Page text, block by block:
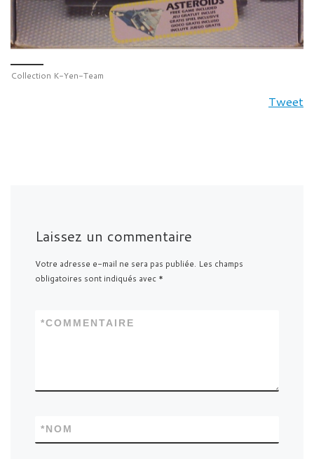
Collection K-Yen-Team
Tweet
Laissez un commentaire
Votre adresse e-mail ne sera pas publiée. Les champs
obligatoires sont indiqués avec *
COMMENTAIRE
*
NOM
*